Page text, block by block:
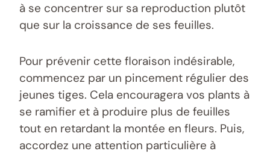
à se concentrer sur sa reproduction plutôt
que sur la croissance de ses feuilles.
Pour prévenir cette floraison indésirable,
commencez par un pincement régulier des
jeunes tiges. Cela encouragera vos plants à
se ramifier et à produire plus de feuilles
tout en retardant la montée en fleurs. Puis,
accordez une attention particulière à